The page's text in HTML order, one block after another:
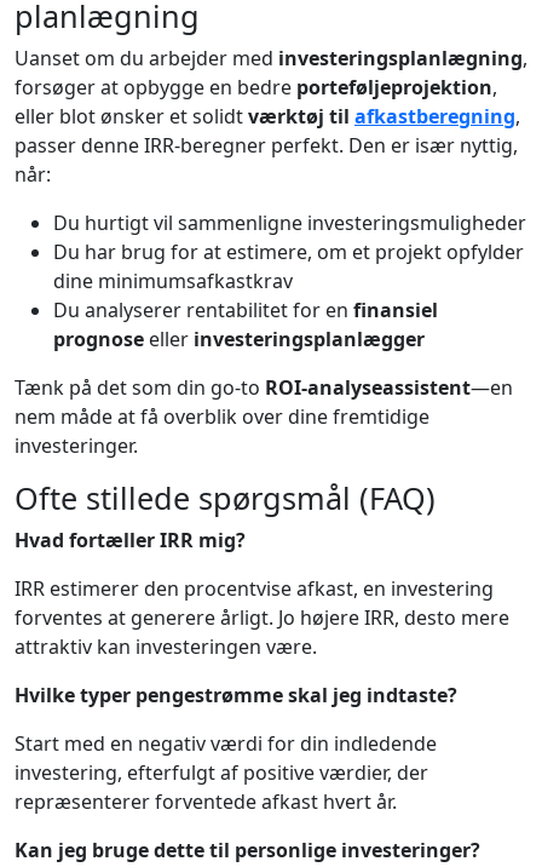
planlægning
Uanset om du arbejder med investeringsplanlægning,
forsøger at opbygge en bedre porteføljeprojektion,
eller blot ønsker et solidtværktøj til afkastberegning,
passer denne IRR-beregner perfekt. Den er især nyttig,
når:
Du hurtigt vil sammenligne investeringsmuligheder
Du har brug for at estimere, om et projekt opfylder
dine minimumsafkastkrav
Du analyserer rentabilitet for en finansiel
prognose eller investeringsplanlægger
Tænk på det som din go-to ROI-analyseassistent—en
nem måde at få overblik over dine fremtidige
investeringer.
Ofte stillede spørgsmål (FAQ)
Hvad fortæller IRR mig?
IRR estimerer den procentvise afkast, en investering
forventes at generere årligt. Jo højere IRR, desto mere
attraktiv kan investeringen være.
Hvilke typer pengestrømme skal jeg indtaste?
Start med en negativ værdi for din indledende
investering, efterfulgt af positive værdier, der
repræsenterer forventede afkast hvert år.
Kan jeg bruge dette til personlige investeringer?